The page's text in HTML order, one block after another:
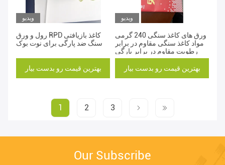
ویدیو
رول و ورق RPD کاغذ بازیافتی
سنگ ضد پارگی برای نوت بوک
بهترین قیمت رو بدست بیار
ویدیو
ورق های کاغذ سنگی 240 گرمی
مواد کاغذ سنگی مقاوم در برابر
رطوبت مقاوم در برابر پارگی
بهترین قیمت رو بدست بیار
1 2 3
Our Subscribe